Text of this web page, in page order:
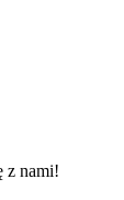
z nami!